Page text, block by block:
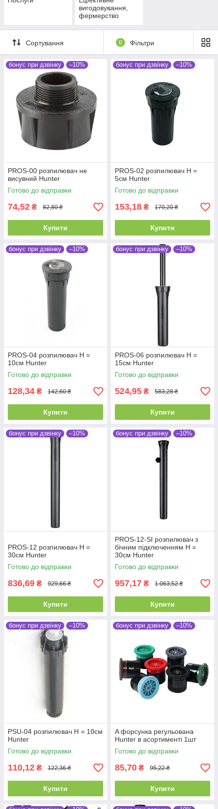
вигодовування,
фермерство
Сортування 0 Фільтри
бонус при дзвінку –10%
PROS-00 розпилювач не
висувний Hunter
Готово до відправки
74,52 ₴ 82,80 ₴
Купити
бонус при дзвінку –10%
PROS-02 розпилювач Н =
5см Hunter
Готово до відправки
153,18 ₴ 170,20 ₴
Купити
бонус при дзвінку –10%
PROS-04 розпилювач Н =
10см Hunter
Готово до відправки
128,34 ₴ 142,60 ₴
Купити
бонус при дзвінку –10%
PROS-06 розпилювач Н =
15см Hunter
Готово до відправки
524,95 ₴ 583,28 ₴
Купити
бонус при дзвінку –10%
PROS-12 розпилювач Н =
30см Hunter
Готово до відправки
836,69 ₴ 929,66 ₴
Купити
бонус при дзвінку –10%
PROS-12-SI розпилювач з
бічним підключенням Н =
30см Hunter
Готово до відправки
957,17 ₴ 1 063,52 ₴
Купити
бонус при дзвінку –10%
PSU-04 розпилювач Н = 10см
Hunter
Готово до відправки
110,12 ₴ 122,36 ₴
Купити
бонус при дзвінку –10%
A форсунка регульована
Hunter в асортименті 1шт
Готово до відправки
85,70 ₴ 95,22 ₴
Купити